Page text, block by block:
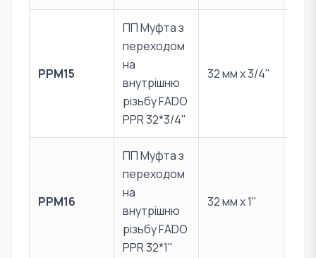
PPM15
ПП Муфта з
переходом
на
внутрішню
різьбу FADO
PPR 32*3/4"
32 мм x 3/4"
PPM16
ПП Муфта з
переходом
на
внутрішню
різьбу FADO
PPR 32*1"
32 мм x 1"